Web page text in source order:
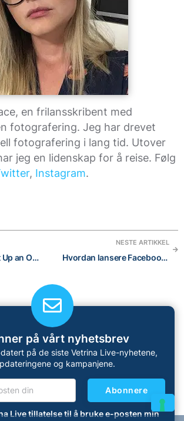
en frilansskribent med
fotografering. Jeg har drevet
fotografering i lang tid. Utover
jeg en lidenskap for å reise. Følg
, Instagram.
How to easily Set Up an Online Store Without a Developer and succeed in 6 steps
NESTE ARTIKKEL
Hvordan lansere Facebook-kampanjer uten å bruke Ads Manager i 2021: en velprøvd guide for nybegynnere
på vårt nyhetsbrev
på de siste Vetrina Live-nyhetene,
og kampanjene.
Live tillatelse til å bruke e-posten min
Abonnere